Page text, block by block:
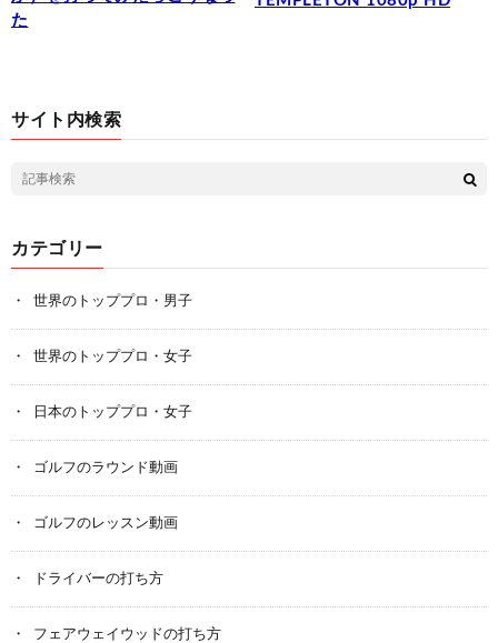
た
サイト内検索
カテゴリー
世界のトッププロ・男子
世界のトッププロ・女子
日本のトッププロ・女子
ゴルフのラウンド動画
ゴルフのレッスン動画
ドライバーの打ち方
フェアウェイウッドの打ち方